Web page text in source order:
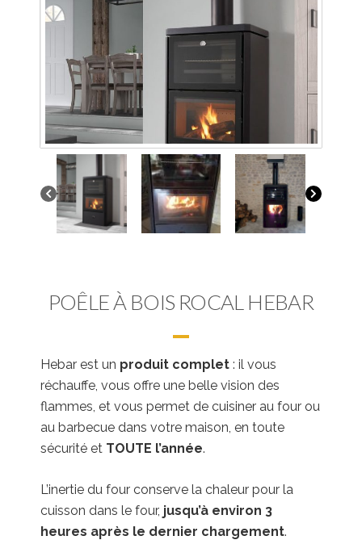
POÊLE À BOIS ROCAL HEBAR
Hebar est un produit complet : il vous
réchauffe, vous offre une belle vision des
flammes, et vous permet de cuisiner au four ou
au barbecue dans votre maison, en toute
sécurité et TOUTE l’année.
L’inertie du four conserve la chaleur pour la
cuisson dans le four, jusqu’à environ 3
heures après le dernier chargement.